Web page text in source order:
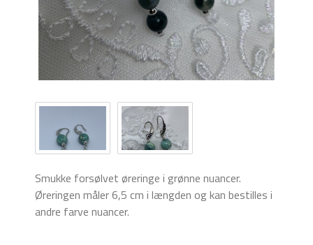
Smukke forsølvet øreringe i grønne nuancer.
Øreringen måler 6,5 cm i længden og kan bestilles i
andre farve nuancer.